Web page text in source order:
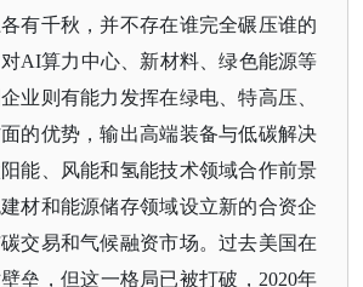
有千秋，并不存在谁完全碾压谁的
AI算力中心、新材料、绿色能源等
业则有能力发挥在绿电、特高压、
的优势，输出高端装备与低碳解决
能、风能和氢能技术领域合作前景
材和能源储存领域设立新的合资企
交易和气候融资市场。过去美国在
垒，但这一格局已被打破，2020年